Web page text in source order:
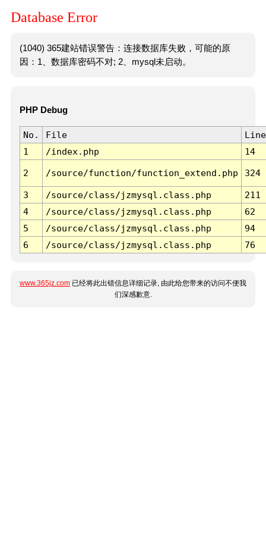
Database Error
(1040) 365建站错误警告：连接数据库失败，可能的原
因：1、数据库密码不对; 2、mysql未启动。
PHP Debug
No. File
Line
1
/index.php 14
2 /source/function/function_extend.php 324
3 /source/class/jzmysql.class.php
211
4
/source/class/jzmysql.class.php
62
5
/source/class/jzmysql.class.php
94
6
/source/class/jzmysql.class.php 76
www.365jz.com 已经将此出错信息详细记录, 由此给您带来的访问不便我
们深感歉意.